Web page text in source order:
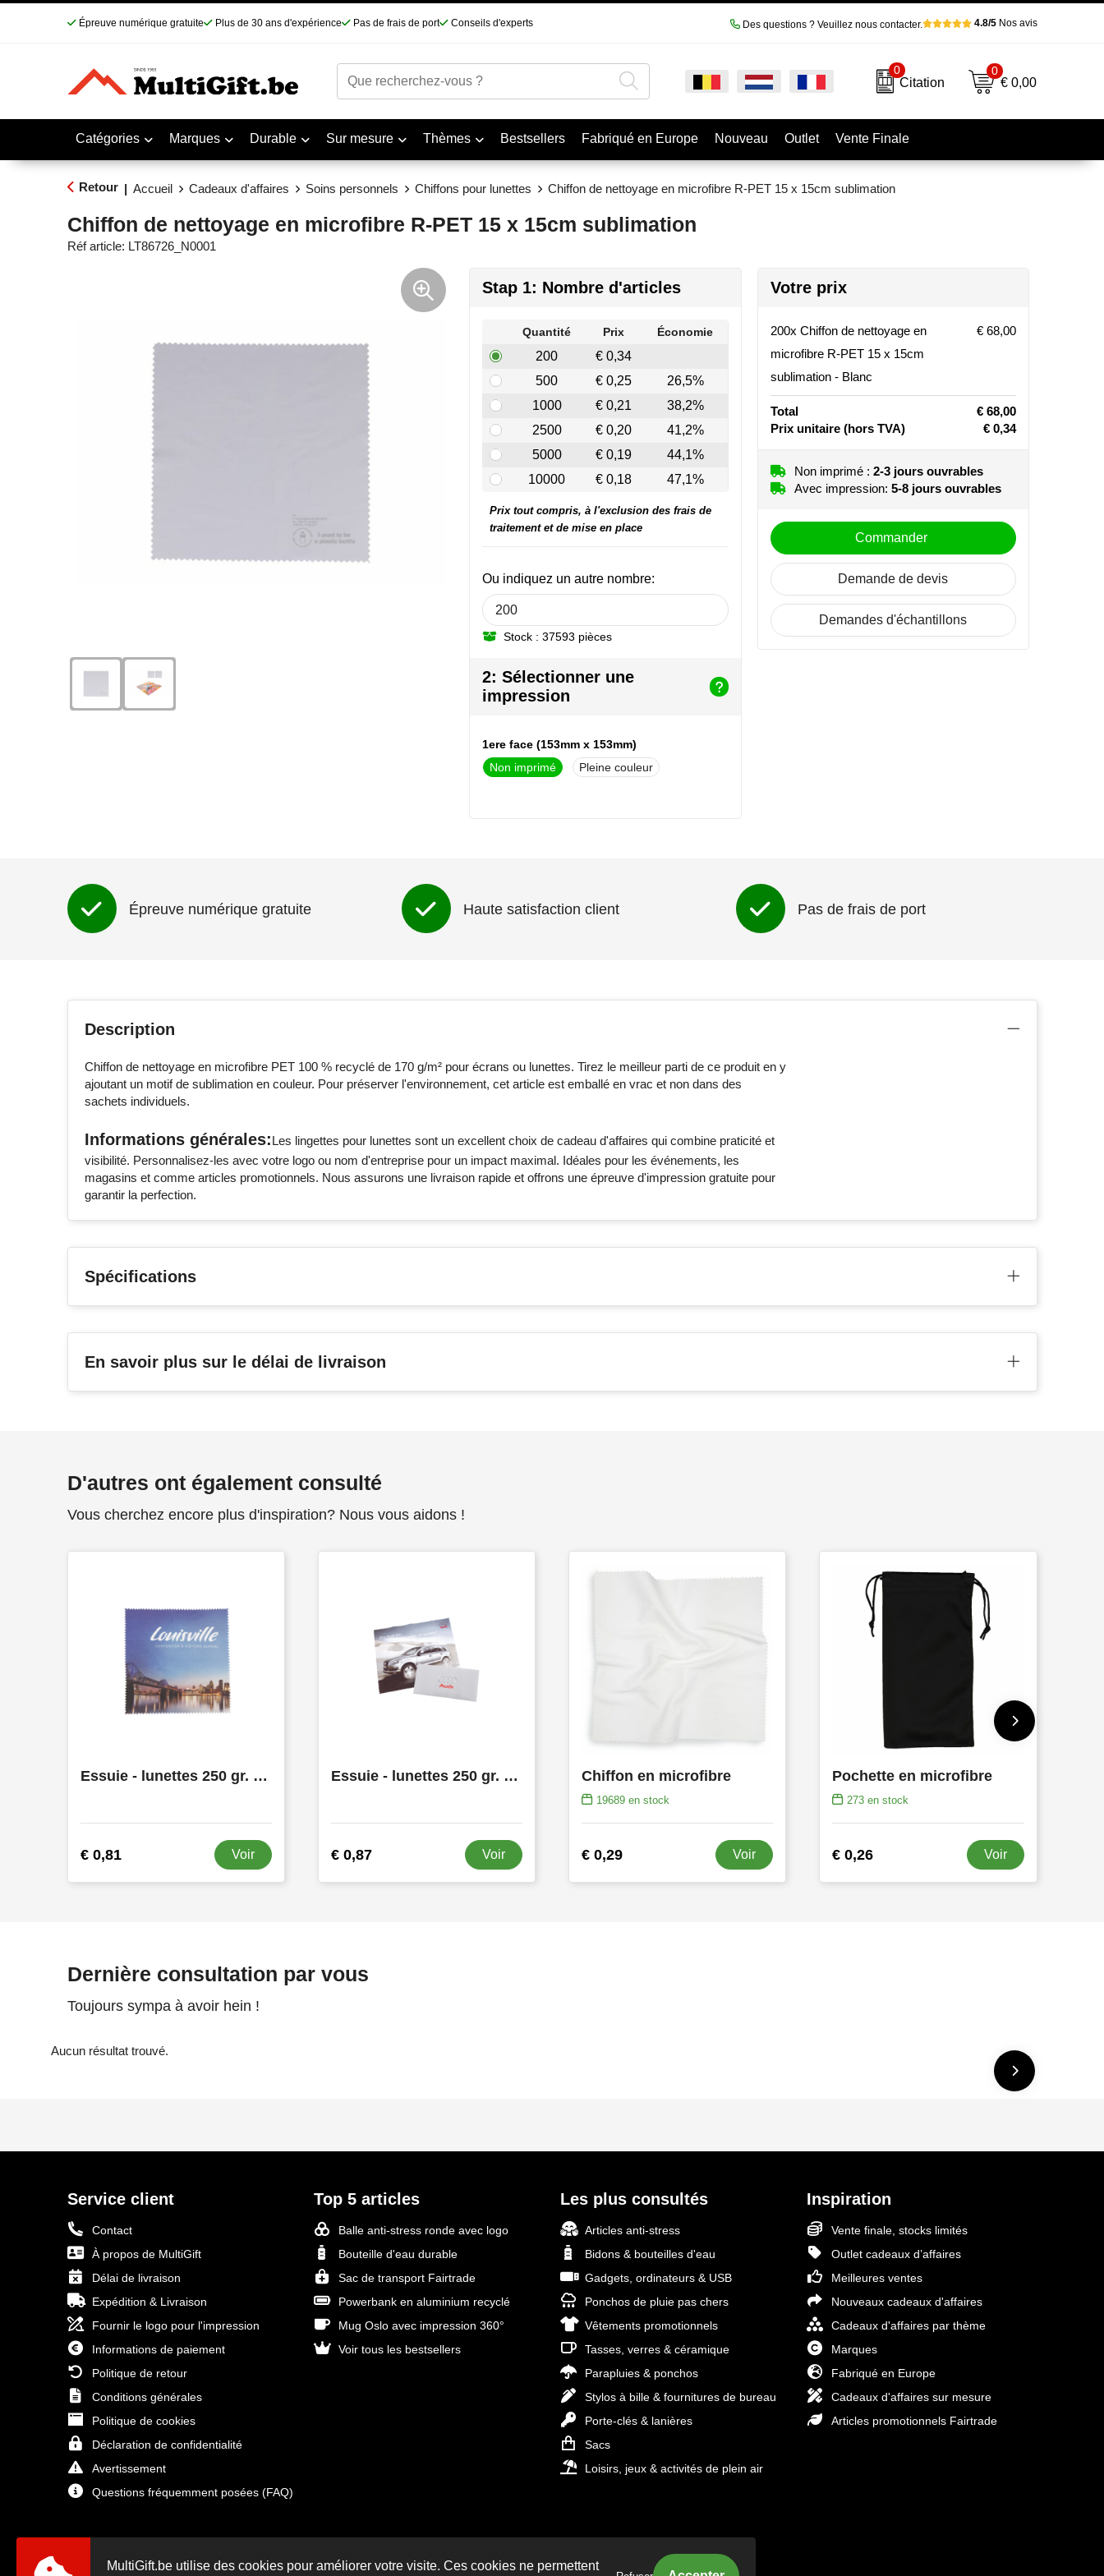
Épreuve numérique gratuite Plus de 30 ans d'expérience Pas de frais de port Conseils d'experts Des questions ? Veuillez nous contacter. 4.8/5Nos avis
0
Citation
0
€ 0,00
Catégories Marques Durable Sur mesure Thèmes Bestsellers Fabriqué en Europe Nouveau Outlet Vente Finale
Retour | Accueil Cadeaux d'affaires Soins personnels Chiffons pour lunettes Chiffon de nettoyage en microfibre R-PET 15 x 15cm sublimation
Chiffon de nettoyage en microfibre R-PET 15 x 15cm sublimation
Réf article: LT86726_N0001
Stap 1: Nombre d'articles
Quantité Prix Économie
200
€ 0,34
500
€ 0,25
26,5%
1000
€ 0,21
38,2%
2500
€ 0,20
41,2%
5000
€ 0,19
44,1%
10000
€ 0,18 47,1%
Ou indiquez un autre nombre:
Stock : 37593 pièces
Prix tout compris, à l'exclusion des frais de
traitement et de mise en place
2: Sélectionner une
impression
1ere face (153mm x 153mm)
Non imprimé
Pleine couleur
Votre prix
200x Chiffon de nettoyage en
microfibre R-PET 15 x 15cm
sublimation - Blanc
€ 68,00
Total
€ 68,00
Prix unitaire(hors TVA) € 0,34
Non imprimé : 2-3 jours ouvrables
Avec impression: 5-8 jours ouvrables
Commander
Demande de devis
Demandes d'échantillons
Épreuve numérique gratuite Haute satisfaction client Pas de frais de port
Description
Chiffon de nettoyage en microfibre PET 100 % recyclé de 170 g/m² pour écrans ou lunettes. Tirez le meilleur parti de ce produit en y
ajoutant un motif de sublimation en couleur. Pour préserver l'environnement, cet article est emballé en vrac et non dans des
sachets individuels.
Informations générales:Les lingettes pour lunettes sont un excellent choix de cadeau d'affaires qui combine praticité et
visibilité. Personnalisez-les avec votre logo ou nom d'entreprise pour un impact maximal. Idéales pour les événements, les
magasins et comme articles promotionnels. Nous assurons une livraison rapide et offrons une épreuve d'impression gratuite pour
garantir la perfection.
Spécifications
En savoir plus sur le délai de livraison
D'autres ont également consulté
Vous cherchez encore plus d'inspiration? Nous vous aidons !
Essuie - lunettes 250 gr. en sachet plastique
€ 0,81 Voir
Essuie - lunettes 250 gr. en étui
€ 0,87 Voir
Chiffon en microfibre
19689 en stock
€ 0,29 Voir
Pochette en microfibre
273 en stock
€ 0,26 Voir
Dernière consultation par vous
Toujours sympa à avoir hein !
Aucun résultat trouvé.
Service client
Contact
À propos de MultiGift
Délai de livraison
Expédition & Livraison
Fournir le logo pour l'impression
Informations de paiement
Politique de retour
Conditions générales
Politique de cookies
Déclaration de confidentialité
Avertissement
Questions fréquemment posées (FAQ)
Top 5 articles
Balle anti-stress ronde avec logo
Bouteille d'eau durable
Sac de transport Fairtrade
Powerbank en aluminium recyclé
Mug Oslo avec impression 360°
Voir tous les bestsellers
Les plus consultés
Articles anti-stress
Bidons & bouteilles d'eau
Gadgets, ordinateurs & USB
Ponchos de pluie pas chers
Vêtements promotionnels
Tasses, verres & céramique
Parapluies & ponchos
Stylos à bille & fournitures de bureau
Porte-clés & lanières
Sacs
Loisirs, jeux & activités de plein air
Inspiration
Vente finale, stocks limités
Outlet cadeaux d’affaires
Meilleures ventes
Nouveaux cadeaux d'affaires
Cadeaux d'affaires par thème
Marques
Fabriqué en Europe
Cadeaux d'affaires sur mesure
Articles promotionnels Fairtrade
MultiGift.be utilise des cookies pour améliorer votre visite. Ces cookies ne permettent